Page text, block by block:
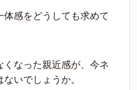
体感をどうしても求めて
くなった親近感が、今ネ
いでしょうか。